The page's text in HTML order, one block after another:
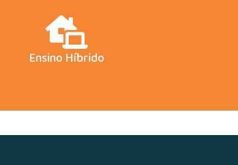
Ensino Híbrido